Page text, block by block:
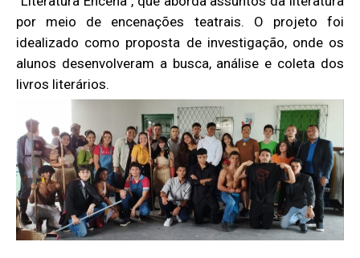
por meio de encenações teatrais. O projeto foi
idealizado como proposta de investigação, onde os
alunos desenvolveram a busca, análise e coleta dos
livros literários.